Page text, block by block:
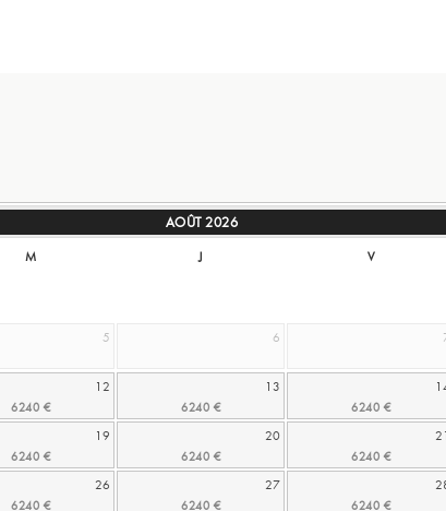
AOÛT 2026
M J V
5 6
12 13
19 20 21
26 27